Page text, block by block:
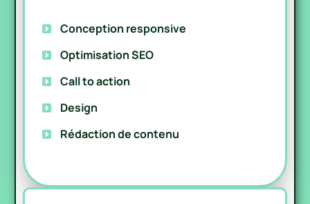
Conception responsive
Optimisation SEO
Call to action
Design
Rédaction de contenu